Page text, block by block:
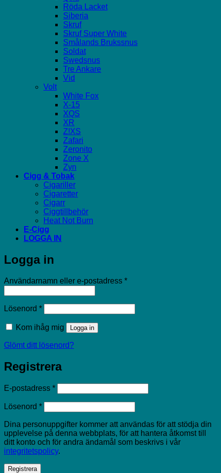
Röda Lacket
Siberia
Skruf
Skruf Super White
Smålands Brukssnus
Soldat
Swedsnus
Tre Ankare
Vid
Volt
White Fox
X-15
XQS
XR
Z!XS
Zafari
Zeronito
Zone X
Zyn
Cigg & Tobak
Cigariller
Cigaretter
Cigarr
Ciggtillbehör
Heat Not Burn
E-Cigg
LOGGA IN
Logga in
Användarnamn eller e-postadress *Obligatoriskt
Lösenord *Obligatoriskt
Kom ihåg mig Logga in
Glömt ditt lösenord?
Registrera
E-postadress *Obligatoriskt
Lösenord *Obligatoriskt
Dina personuppgifter kommer att användas för att stödja din
upplevelse på denna webbplats, för att hantera åtkomst till
ditt konto och för andra ändamål som beskrivs i vår
integritetspolicy.
Registrera